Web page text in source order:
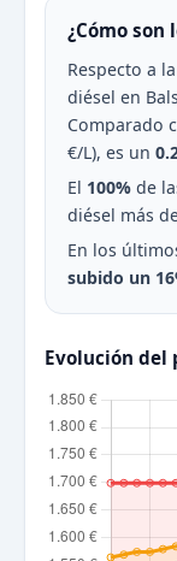
¿Cómo son
Respecto a la
diésel en
Comparado
€/L), es un
El 100% de
diésel más
En los
subido un
Evolución del